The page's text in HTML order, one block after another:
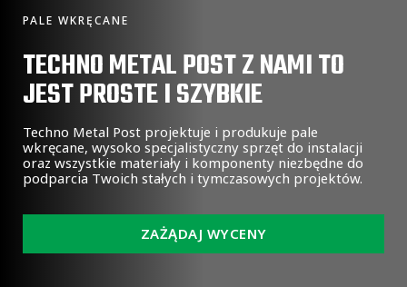
PALE WKRĘCANE
TECHNO METAL POST Z NAMI TO
JEST PROSTE I SZYBKIE
Techno Metal Post projektuje i produkuje pale
wkręcane, wysoko specjalistyczny sprzęt do instalacji
oraz wszystkie materiały i komponenty niezbędne do
podparcia Twoich stałych i tymczasowych projektów.
ZAŻĄDAJ WYCENY